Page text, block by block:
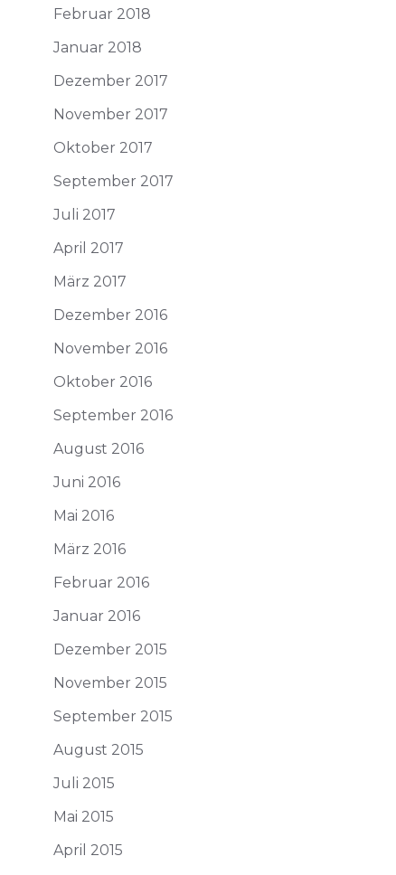
Februar 2018
Januar 2018
Dezember 2017
November 2017
Oktober 2017
September 2017
Juli 2017
April 2017
März 2017
Dezember 2016
November 2016
Oktober 2016
September 2016
August 2016
Juni 2016
Mai 2016
März 2016
Februar 2016
Januar 2016
Dezember 2015
November 2015
September 2015
August 2015
Juli 2015
Mai 2015
April 2015